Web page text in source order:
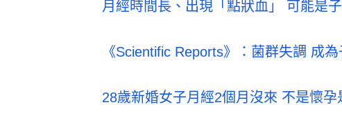
月經時間長、出現「點狀血」 可能是
《Scientific Reports》：菌群失調 成
28歲新婚女子月經2個月沒來 不是懷孕